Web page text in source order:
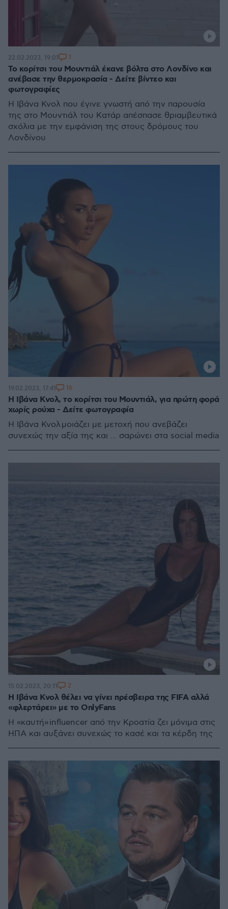
Το κορίτσι του Μουντιάλ έκανε βόλτα στο Λονδίνο και
ανέβασε την θερμοκρασία - Δείτε βίντεο και
φωτογραφίες
Η Ιβάνα Κνολ που έγινε γνωστή από την παρουσία
της στο Μουντιάλ του Κατάρ απέσπασε θριαμβευτικά
σχόλια με την εμφάνιση της στους δρόμους του
Λονδίνου
22.02.2023, 19:01 1
Η Ιβάνα Κνολ, το κορίτσι του Μουντιάλ, για πρώτη φορά
χωρίς ρούχα - Δείτε φωτογραφία
Η Ιβάνα Κνολ μοιάζει με μετοχή που ανεβάζει
συνεχώς την αξία της και ... σαρώνει στα social media
19.02.2023, 17:41 16
Η Ιβάνα Κνολ θέλει να γίνει πρέσβειρα της FIFA αλλά
«φλερτάρει» με το OnlyFans
H «καυτή» influencer από την Κροατία ζει μόνιμα στις
ΗΠΑ και αυξάνει συνεχώς το κασέ και τα κέρδη της
15.02.2023, 20:11 2